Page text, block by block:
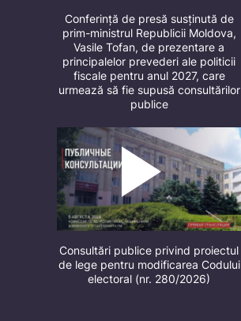
Conferință de presă susținută de
prim-ministrul Republicii Moldova,
Vasile Tofan, de prezentare a
principalelor prevederi ale politicii
fiscale pentru anul 2027, care
urmează să fie supusă consultărilor
publice
Consultări publice privind proiectul
de lege pentru modificarea Codului
electoral (nr. 280/2026)